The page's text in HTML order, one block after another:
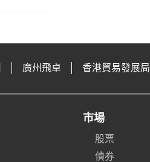
廣州飛卓 香港貿易發展局
市場
股票
債券